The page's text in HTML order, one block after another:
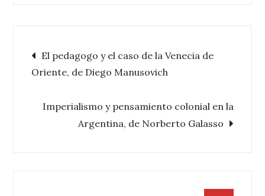
Navegación
de
entradas
El pedagogo y el caso de la Venecia de
Oriente, de Diego Manusovich
Imperialismo y pensamiento colonial en la
Argentina, de Norberto Galasso